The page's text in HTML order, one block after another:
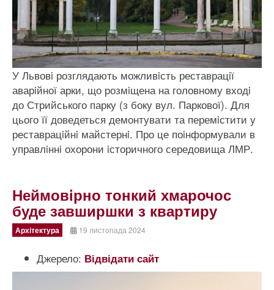
У Львовi розглядають можливiсть реставрацiї
аварiйної арки, що розмiщена на головному входi
до Стрийського парку (з боку вул. Паркової). Для
цього її доведеться демонтувати та перемiстити у
реставрацiйнi майстернi. Про це поiнформували в
управлiннi охорони iсторичного середовища ЛМР.
Неймовiрно тонкий хмарочос
буде завширшки з квартиру
Архітектура 19 листопада 2024
Джерело: Відвідати сайт